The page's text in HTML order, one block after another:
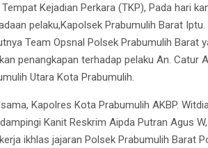
Kejadian Perkara (TKP), Pada hari
pelaku,Kapolsek Prabumulih Barat
Team Opsnal Polsek Prabumulih Barat
penangkapan terhadap pelaku An. Catur
Utara Kota Prabumulih.
Kapolres Kota Prabumulih AKBP.
Kanit Reskrim Aipda Putran Agus
ikhlas jajaran Polsek Prabumulih Barat